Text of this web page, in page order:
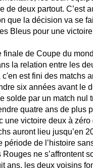
de deux partout. C’est
que la décision va se
Bleus pour une
finale de Coupe du
la relation entre les
c'en est fini des matchs
six années avant le
solde par un match nul
quatre ans de plus
une victoire deux à
auront lieu jusqu’en
période de l’histoire
Rouges ne s’affrontent
ans, les deux voisins